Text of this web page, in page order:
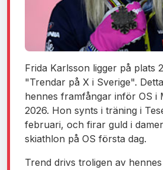
Frida Karlsson ligger på plats
"Trendar på X i Sverige".
hennes framfångar inför OS i
2026. Hon synts i träning i
februari, och firar guld i
skiathlon på OS första dag.
Trend drivs troligen av